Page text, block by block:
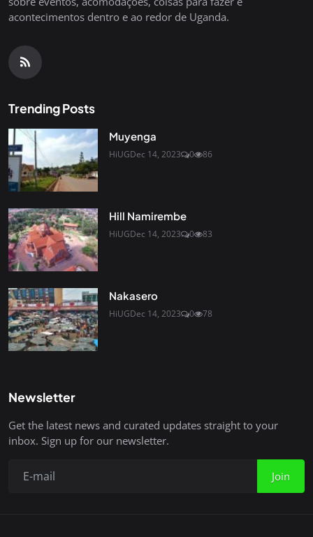
acontecimentos dentro e ao redor de Uganda.
Trending Posts
Muyenga
HiUGDec 14, 2023 0 86
Hill Namirembe
HiUGDec 14, 2023 0 83
Nakasero
HiUGDec 14, 2023 0 78
Newsletter
Get the latest news and curated updates straight to your
inbox. Sign up for our newsletter.
Join